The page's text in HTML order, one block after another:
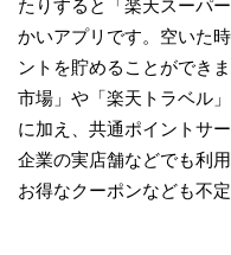
たりすると「楽天スーパ
かいアプリです。空いた
ントを貯めることができ
市場」や「楽天トラベル
に加え、共通ポイントサ
企業の実店舗などでも利
お得なクーポンなども不